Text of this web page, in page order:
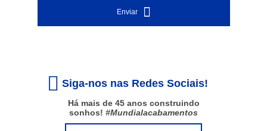
Enviar
Siga-nos nas Redes Sociais!
Há mais de 45 anos construindo
sonhos! #Mundialacabamentos